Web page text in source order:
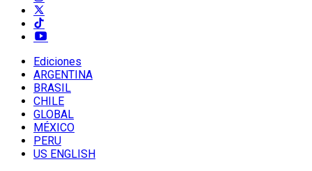
Ediciones
ARGENTINA
BRASIL
CHILE
GLOBAL
MÉXICO
PERU
US ENGLISH